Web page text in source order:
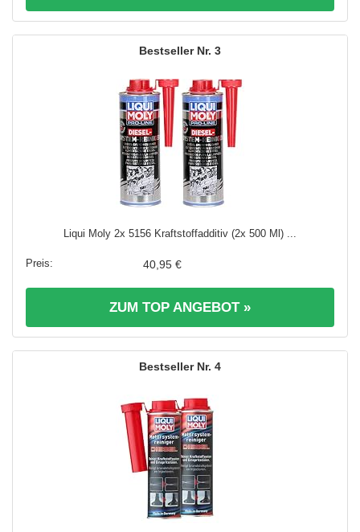
3
Liqui Moly 2x 5156 Kraftstoffadditiv (2x 500 Ml) ...
40,95 €
ZUM TOP ANGEBOT »
4